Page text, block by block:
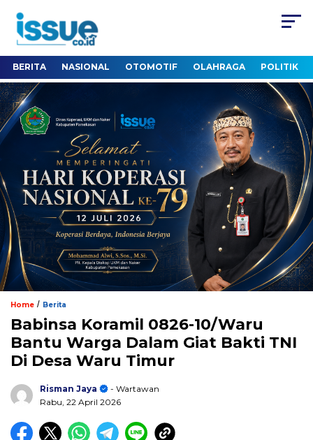
BERITA NASIONAL OTOMOTIF OLAHRAGA POLITIK
Home / Berita
Babinsa Koramil 0826-10/Waru
Bantu Warga Dalam Giat Bakti TNI
Di Desa Waru Timur
Risman Jaya
- Wartawan
Rabu, 22 April 2026